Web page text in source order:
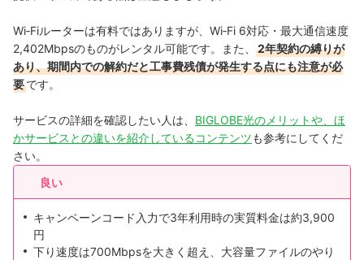
Wi‑Fiルーターは有料ではありますが、Wi‑Fi 6対応・最大通信速度
2,402Mbpsのものがレンタル可能です。また、
2年契約の縛りが
あり、期間内での解約だと工事費残債が発生する点にも注意が必
要です。
サービスの詳細を確認したい人は、 BIGLOBE光のメリットや、ほ
かサービスとの違いを紹介しているコンテンツも参考にしてくだ
さい。
良い
キャンペーンコード入力で3年利用時の実質料金は約3,900
円
下り速度は700Mbpsを大きく超え、大容量ファイルのやり